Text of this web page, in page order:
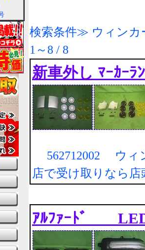
検索条件≫ ウィンカ
1～8 / 8
新車外し ﾏｰｶｰﾗ
562712002 ウィ
店で受け取りなら店
ｱﾙﾌｧｰﾄﾞ